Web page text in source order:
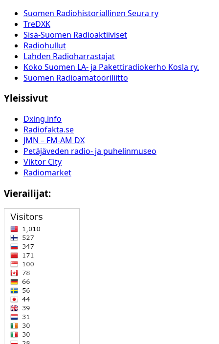
Suomen Radiohistoriallinen Seura ry
TreDXK
Sisä-Suomen Radioaktiiviset
Radiohullut
Lahden Radioharrastajat
Koko Suomen LA- ja Pakettiradiokerho Kosla ry.
Suomen Radioamatööriliitto
Yleissivut
Dxing.info
Radiofakta.se
JMN – FM-AM DX
Petäjäveden radio- ja puhelinmuseo
Viktor City
Radiomarket
Vierailijat: